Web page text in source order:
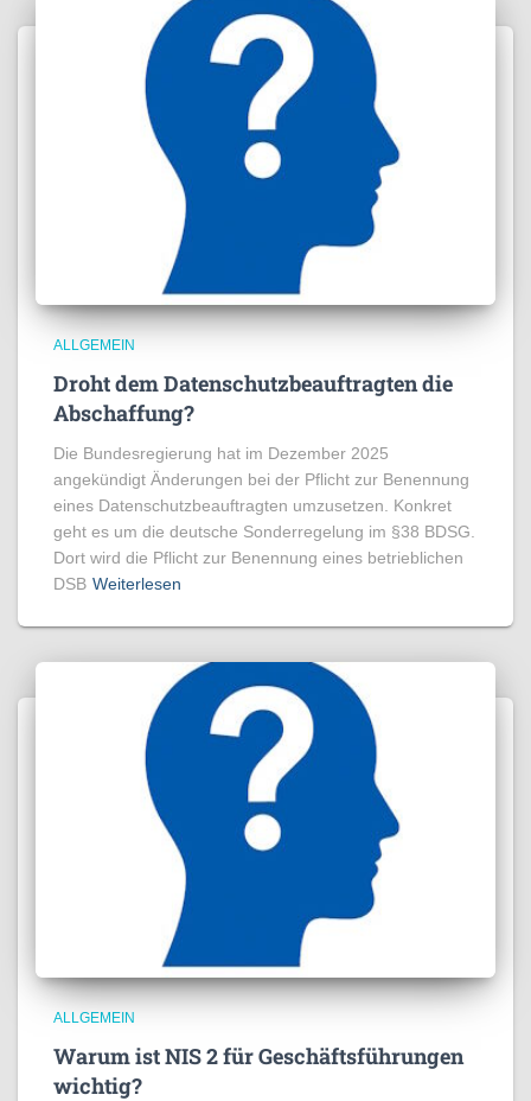
ALLGEMEIN
Droht dem Datenschutzbeauftragten die
Abschaffung?
Die Bundesregierung hat im Dezember 2025
angekündigt Änderungen bei der Pflicht zur Benennung
eines Datenschutzbeauftragten umzusetzen. Konkret
geht es um die deutsche Sonderregelung im §38 BDSG.
Dort wird die Pflicht zur Benennung eines betrieblichen
DSB Weiterlesen
ALLGEMEIN
Warum ist NIS 2 für Geschäftsführungen
wichtig?